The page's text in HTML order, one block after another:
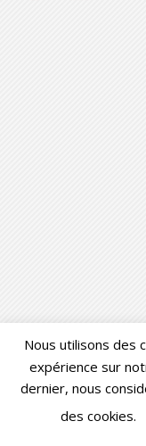
Nous utilisons des
expérience sur
dernier, nous
des cookies.